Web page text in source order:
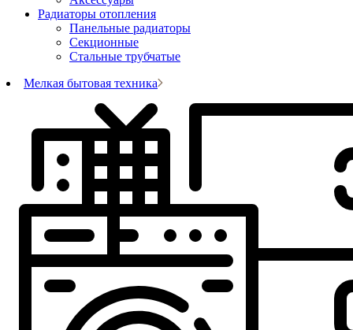
Радиаторы отопления
Панельные радиаторы
Секционные
Стальные трубчатые
Мелкая бытовая техника